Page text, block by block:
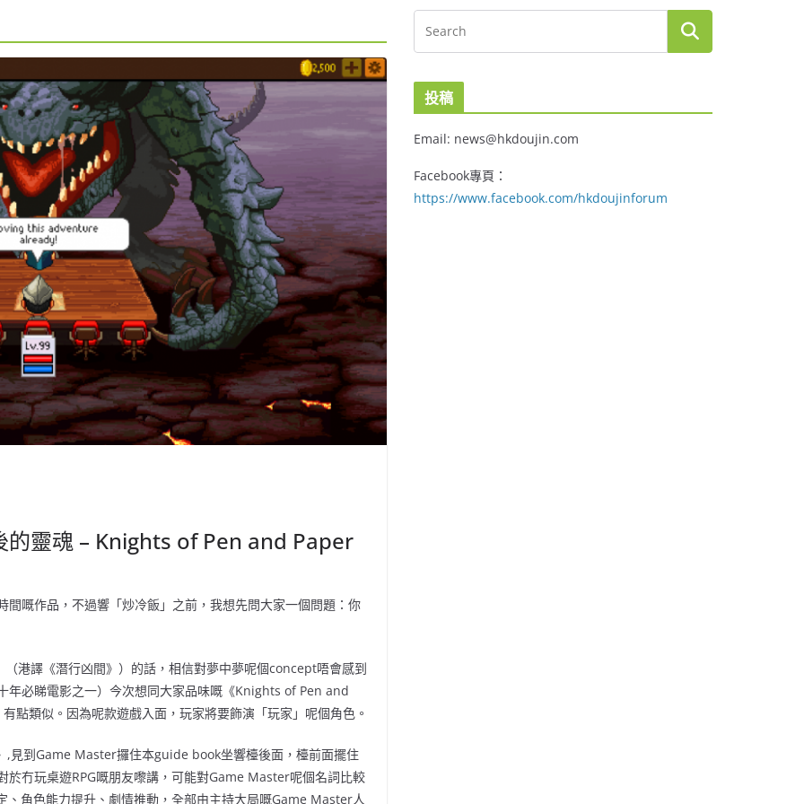
的靈魂 – Knights of Pen and Paper
嘅作品，不過響「炒冷飯」之前，我想先問大家一個問題：你
港譯《潛行凶間》）的話，相信對夢中夢呢個concept唔會感到
年必睇電影之一）今次想同大家品味嘅《Knights of Pen and
點類似。因為呢款遊戲入面，玩家將要飾演「玩家」呢個角色。
,見到Game Master攞住本guide book坐響檯後面，檯前面擺住
冇玩桌遊RPG嘅朋友嚟講，可能對Game Master呢個名詞比較
、角色能力提升、劇情推動，全部由主持大局嘅Game Master人
投稿
Email: news@hkdoujin.com
Facebook專頁：
https://www.facebook.com/hkdoujinforum